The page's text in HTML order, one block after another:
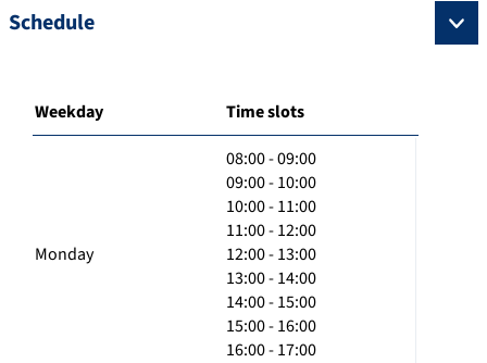
Schedule
Weekday Time slots
Monday
08:00 - 09:00
09:00 - 10:00
10:00 - 11:00
11:00 - 12:00
12:00 - 13:00
13:00 - 14:00
14:00 - 15:00
15:00 - 16:00
16:00 - 17:00